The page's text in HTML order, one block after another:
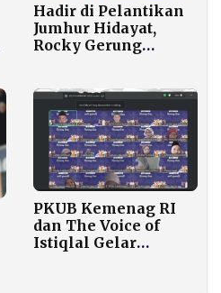
Hadir di Pelantikan
Jumhur Hidayat,
Rocky Gerung
dengan Nada
Bercanda
PKUB Kemenag RI
dan The Voice of
Istiqlal Gelar